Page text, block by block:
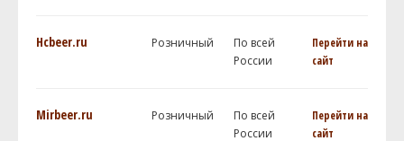
Hcbeer.ru Розничный
По всей
России
Перейти на
сайт
Mirbeer.ru Розничный
По всей
России
Перейти на
сайт